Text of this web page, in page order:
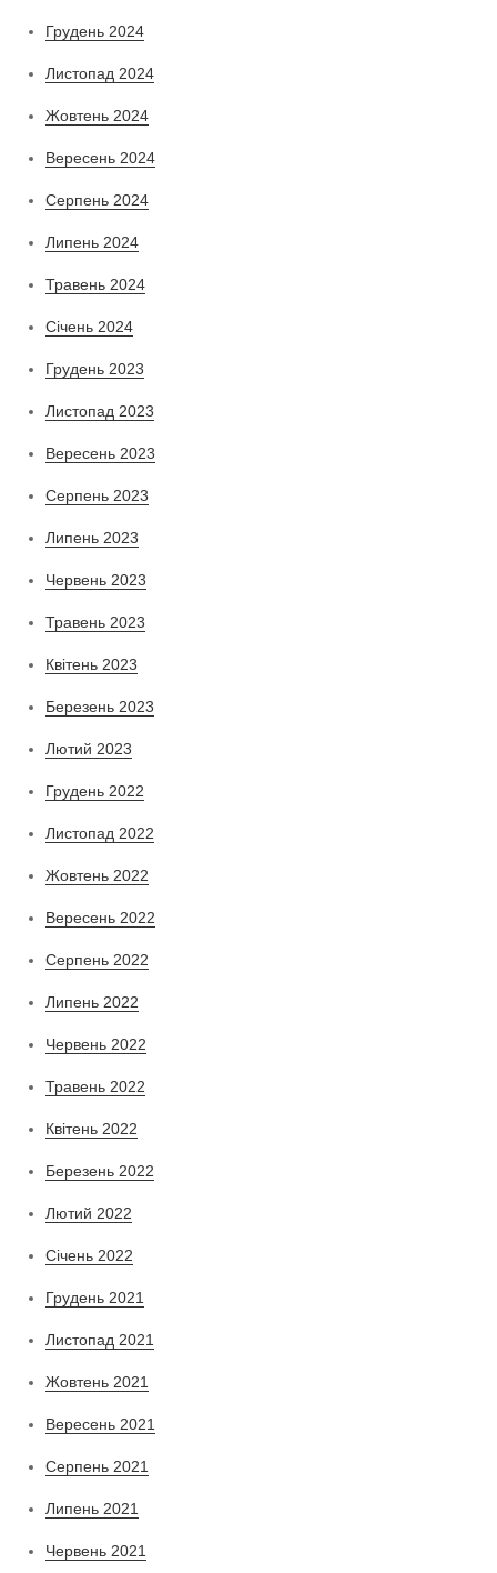
Грудень 2024
Листопад 2024
Жовтень 2024
Вересень 2024
Серпень 2024
Липень 2024
Травень 2024
Січень 2024
Грудень 2023
Листопад 2023
Вересень 2023
Серпень 2023
Липень 2023
Червень 2023
Травень 2023
Квітень 2023
Березень 2023
Лютий 2023
Грудень 2022
Листопад 2022
Жовтень 2022
Вересень 2022
Серпень 2022
Липень 2022
Червень 2022
Травень 2022
Квітень 2022
Березень 2022
Лютий 2022
Січень 2022
Грудень 2021
Листопад 2021
Жовтень 2021
Вересень 2021
Серпень 2021
Липень 2021
Червень 2021